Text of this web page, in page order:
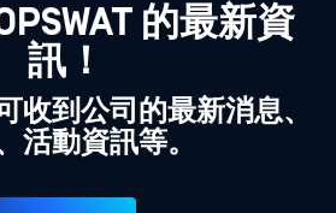
的最新資
訊！
收到公司的最新消息、
活動資訊等。